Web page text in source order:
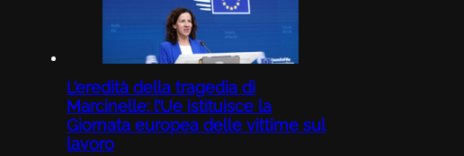
L’eredità della tragedia di
Marcinelle: l’Ue istituisce la
Giornata europea delle vittime sul
lavoro